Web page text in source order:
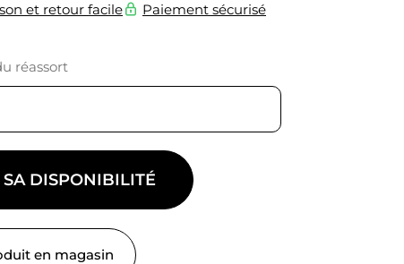
et retour facile Paiement sécurisé
réassort
DISPONIBILITÉ
en magasin